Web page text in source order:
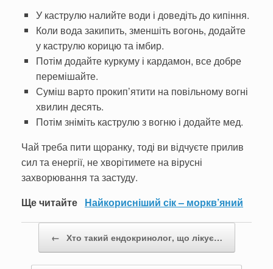
У каструлю налийте води і доведіть до кипіння.
Коли вода закипить, зменшіть вогонь, додайте
у каструлю корицю та імбир.
Потім додайте куркуму і кардамон, все добре
перемішайте.
Суміш варто прокип’ятити на повільному вогні
хвилин десять.
Потім зніміть каструлю з вогню і додайте мед.
Чай треба пити щоранку, тоді ви відчуєте прилив
сил та енергії, не хворітимете на вірусні
захворювання та застуду.
Ще читайте Найкорисніший сік – моркв’яний
← Хто такий ендокринолог, що лікує…